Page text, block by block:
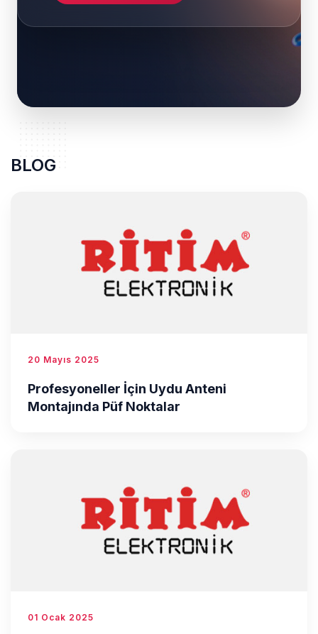
BLOG
20 Mayıs 2025
Profesyoneller İçin Uydu Anteni
Montajında Püf Noktalar
01 Ocak 2025